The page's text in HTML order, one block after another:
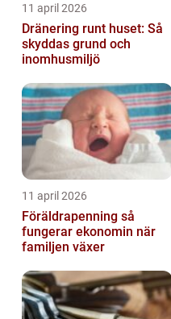
11 april 2026
Dränering runt huset: Så
skyddas grund och
inomhusmiljö
11 april 2026
Föräldrapenning så
fungerar ekonomin när
familjen växer